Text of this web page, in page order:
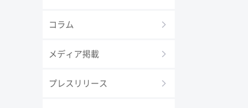
コラム
メディア掲載
プレスリリース